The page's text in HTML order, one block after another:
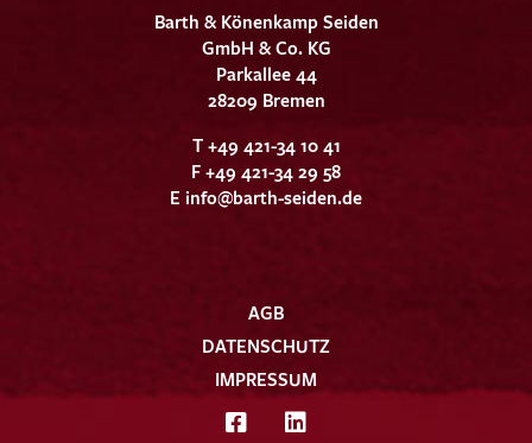
Barth & Könenkamp Seiden
GmbH & Co. KG
Parkallee 44
28209 Bremen
T +49 421-34 10 41
F +49 421-34 29 58
E info@barth-seiden.de
AGB
DATENSCHUTZ
IMPRESSUM